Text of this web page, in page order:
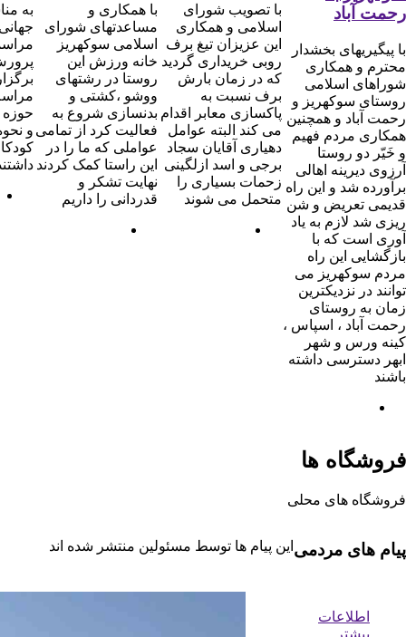
برف
را
با همکاری و
مساعدتهای شورای
اسلامی سوکهریز
خانه ورزش این
روستا در رشتهای
ووشو ،کشتی و
بدنسازی شروع به
فعالیت کرد از تمامی
عواملی که ما را در
این راستا کمک کردند
نهایت تشکر و
قدردانی را داریم
به مناسبت روز
جهانی کودک
مراسمی در مدرسه
پرورش سوکهریز
برگزار گردید در این
مراسم مشاوران در
حوزه تربیت فرزندان
و نحوه استعداد یابی
کودکان صحبتهایی
داشتند
۱۵ مهر ماه روز ملی
روستا و عشایر بر
تمامی روستائیان
عزیز و زحمتکش
مبارک باد و آروزی
توفیق و سلامتی
برای همه روستائیان
و عشایر راداریم
باشد که در سایه
تلاش و همت این
عزیزان کشور به
توسعه مطلوب و
مسئولین منتشر شده اند